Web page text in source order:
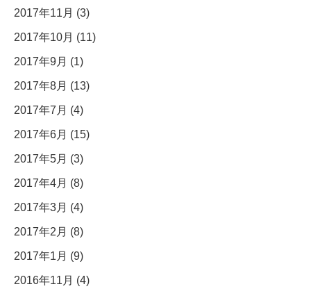
2017年11月 (3)
2017年10月 (11)
2017年9月 (1)
2017年8月 (13)
2017年7月 (4)
2017年6月 (15)
2017年5月 (3)
2017年4月 (8)
2017年3月 (4)
2017年2月 (8)
2017年1月 (9)
2016年11月 (4)